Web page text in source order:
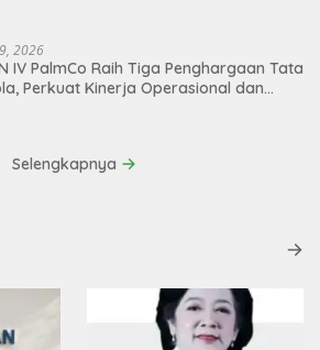
2026
IV PalmCo Raih Tiga Penghargaan Tata
Perkuat Kinerja Operasional dan
Selengkapnya